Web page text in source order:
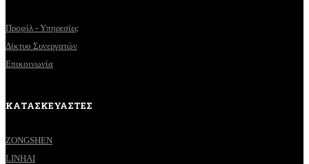
Προφίλ - Υπηρεσίες
Δίκτυο Συνεργατών
Επικοινωνία
ΚΑΤΑΣΚΕΥΑΣΤΕΣ
ZONGSHEN
LINHAI